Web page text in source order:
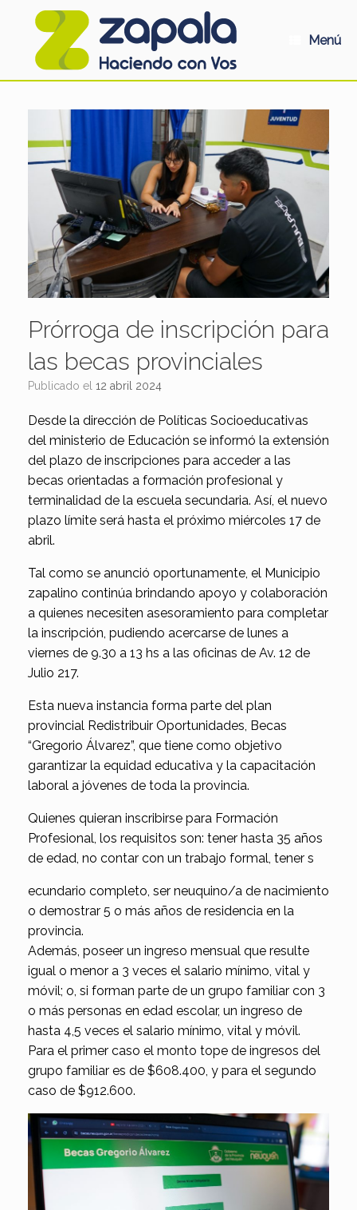
Menú
Prórroga de inscripción para
las becas provinciales
Publicado el 12 abril 2024
Desde la dirección de Políticas Socioeducativas
del ministerio de Educación se informó la extensión
del plazo de inscripciones para acceder a las
becas orientadas a formación profesional y
terminalidad de la escuela secundaria. Así, el nuevo
plazo límite será hasta el próximo miércoles 17 de
abril.
Tal como se anunció oportunamente, el Municipio
zapalino continúa brindando apoyo y colaboración
a quienes necesiten asesoramiento para completar
la inscripción, pudiendo acercarse de lunes a
viernes de 9.30 a 13 hs a las oficinas de Av. 12 de
Julio 217.
Esta nueva instancia forma parte del plan
provincial Redistribuir Oportunidades, Becas
“Gregorio Álvarez”, que tiene como objetivo
garantizar la equidad educativa y la capacitación
laboral a jóvenes de toda la provincia.
Quienes quieran inscribirse para Formación
Profesional, los requisitos son: tener hasta 35 años
de edad, no contar con un trabajo formal, tener s
ecundario completo, ser neuquino/a de nacimiento
o demostrar 5 o más años de residencia en la
provincia.
Además, poseer un ingreso mensual que resulte
igual o menor a 3 veces el salario mínimo, vital y
móvil; o, si forman parte de un grupo familiar con 3
o más personas en edad escolar, un ingreso de
hasta 4,5 veces el salario mínimo, vital y móvil.
Para el primer caso el monto tope de ingresos del
grupo familiar es de $608.400, y para el segundo
caso de $912.600.